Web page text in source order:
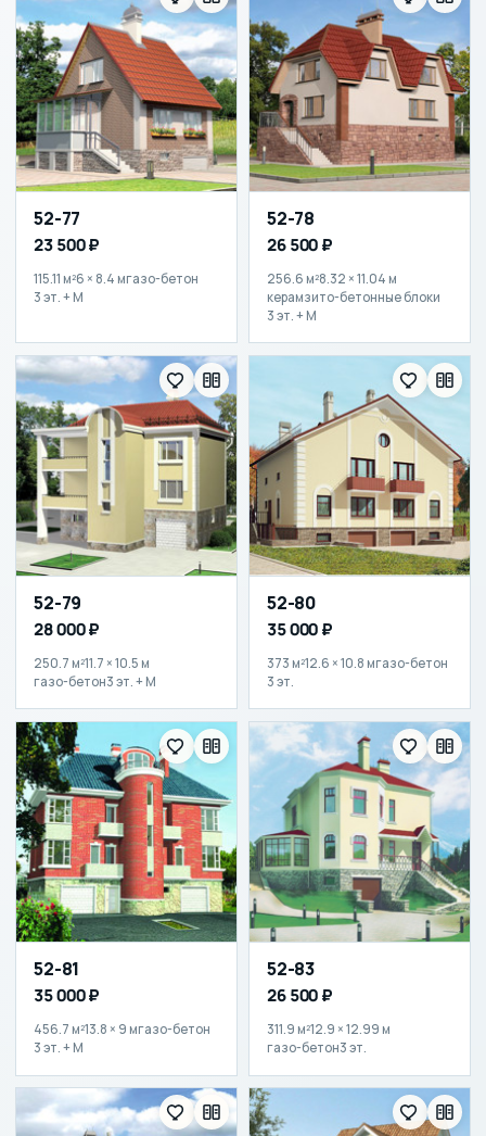
52-77
23 500 ₽
115.11 м²6 × 8.4 мгазо-бетон
3 эт. + М
52-78
26 500 ₽
256.6 м²8.32 × 11.04 м
керамзито-бетонные блоки
3 эт. + М
52-79
28 000 ₽
250.7 м²11.7 × 10.5 м
газо-бетон3 эт. + М
52-80
35 000 ₽
373 м²12.6 × 10.8 мгазо-бетон
3 эт.
52-81
35 000 ₽
456.7 м²13.8 × 9 мгазо-бетон
3 эт. + М
52-83
26 500 ₽
311.9 м²12.9 × 12.99 м
газо-бетон3 эт.